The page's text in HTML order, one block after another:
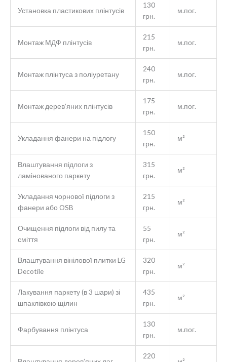
Установка пластикових плінтусів
130
грн.
м.пог.
Монтаж МДФ плінтусів
215
грн.
м.пог.
Монтаж плінтуса з поліуретану
240
грн.
м.пог.
Монтаж дерев’яних плінтусів
175
грн.
м.пог.
Укладання фанери на підлогу
150
грн.
м²
Влаштування підлоги з
ламінованого паркету
315
грн.
м²
Укладання чорнової підлоги з
фанери або OSB
215
грн.
м²
Очищення підлоги від пилу та
сміття
55
грн.
м²
Влаштування вінілової плитки LG
Decotile
320
грн.
м²
Лакування паркету (в 3 шари) зі
шпаклівкою щілин
435
грн.
м²
Фарбування плінтуса
130
грн.
м.пог.
220